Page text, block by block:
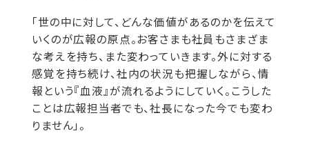
「世の中に対して、どんな価値があるのかを伝えて
いくのが広報の原点。お客さまも社員もさまざま
な考えを持ち、また変わっていきます。外に対する
感覚を持ち続け、社内の状況も把握しながら、情
報という『血液』が流れるようにしていく。こうした
ことは広報担当者でも、社長になった今でも変わ
りません」。